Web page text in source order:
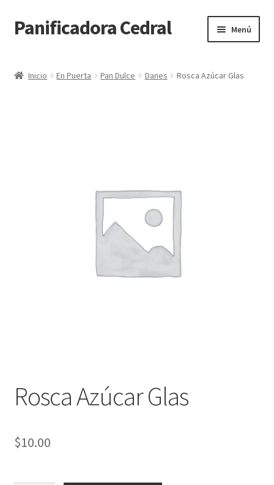
Ir
a
navegación
Ir
al
Panificadora Cedral Menú
Inicio En Puerta Pan Dulce Danes Rosca Azúcar Glas
Rosca Azúcar Glas
$10.00